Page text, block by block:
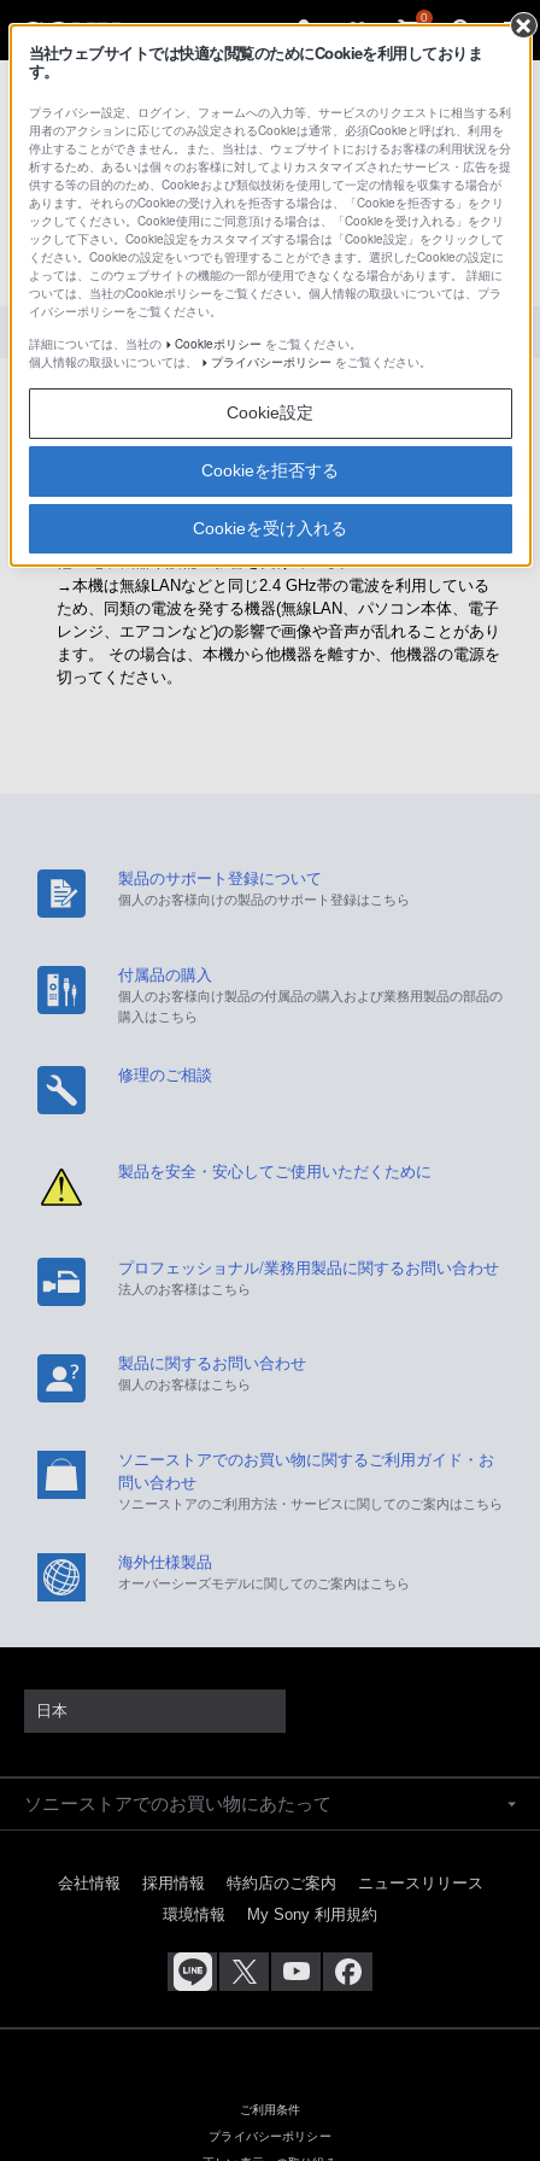
0
文書番号 : S1210269005638 / 最終更新日 : 2025/03/11
画像が乱れたり、雑音が入ったりする
のですが。
下記の要因が考えられます。説明内容に基づいてご確認をお願いします。
離で100 mですが、壁や家具などの障害物が受信機とカメラの
間にあると電波の到達距離は短くなります。受信機とカメラが
近くなるように、設置場所を変更してください。
他の電子機器や設備の影響を受けている。
→本機は無線LANなどと同じ2.4 GHz帯の電波を利用している
ため、同類の電波を発する機器(無線LAN、パソコン本体、電子
レンジ、エアコンなど)の影響で画像や音声が乱れることがあり
ます。 その場合は、本機から他機器を離すか、他機器の電源を
切ってください。
製品のサポート登録について
個人のお客様向けの製品のサポート登録はこちら
付属品の購入
個人のお客様向け製品の付属品の購入および業務用製品の部品の
購入はこちら
修理のご相談
製品を安全・安心してご使用いただくために
プロフェッショナル/業務用製品に関するお問い合わせ
法人のお客様はこちら
製品に関するお問い合わせ
個人のお客様はこちら
ソニーストアでのお買い物に関するご利用ガイド・お
問い合わせ
ソニーストアのご利用方法・サービスに関してのご案内はこちら
海外仕様製品
オーバーシーズモデルに関してのご案内はこちら
日本
ソニーストアでのお買い物にあたって
会社情報 採用情報 特約店のご案内
ニュースリリース
環境情報
My Sony 利用規約
ご利用条件
プライバシーポリシー
当社ウェブサイトでは快適な閲覧のためにCookieを利用しておりま
す。
プライバシー設定、ログイン、フォームへの入力等、サービスのリクエストに相当する利
用者のアクションに応じてのみ設定されるCookieは通常、必須Cookieと呼ばれ、利用を
停止することができません。また、当社は、ウェブサイトにおけるお客様の利用状況を分
析するため、あるいは個々のお客様に対してよりカスタマイズされたサービス・広告を提
供する等の目的のため、Cookieおよび類似技術を使用して一定の情報を収集する場合が
あります。それらのCookieの受け入れを拒否する場合は、「Cookieを拒否する」をクリ
ックしてください。Cookie使用にご同意頂ける場合は、「Cookieを受け入れる」をクリ
ックして下さい。Cookie設定をカスタマイズする場合は「Cookie設定」をクリックして
ください。Cookieの設定をいつでも管理することができます。選択したCookieの設定に
よっては、このウェブサイトの機能の一部が使用できなくなる場合があります。 詳細に
ついては、当社のCookieポリシーをご覧ください。個人情報の取扱いについては、プラ
イバシーポリシーをご覧ください。
詳細については、当社の
Cookieポリシー をご覧ください。
個人情報の取扱いについては、
プライバシーポリシー をご覧ください。
Cookie設定
Cookieを拒否する
Cookieを受け入れる